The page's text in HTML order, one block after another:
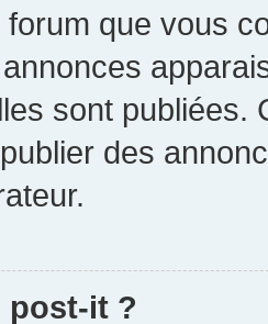
que vous
sont publiées.
des
post-it ?